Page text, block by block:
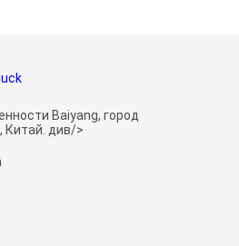
Baiyang, город
Китай. див/>